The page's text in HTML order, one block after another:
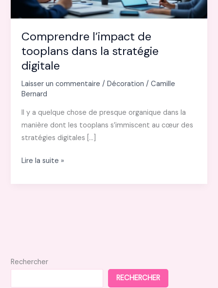
Comprendre l’impact de
tooplans dans la stratégie
digitale
Laisser un commentaire /Décoration /Camille
Bernard
Il y a quelque chose de presque organique dans la
manière dont les tooplans s’immiscent au cœur des
stratégies digitales […]
Comprendre
de
Lire la suite »
Rechercher
RECHERCHER